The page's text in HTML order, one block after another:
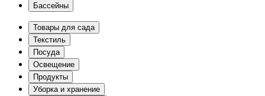
Бассейны
Товары для сада
Текстиль
Посуда
Освещение
Продукты
Уборка и хранение